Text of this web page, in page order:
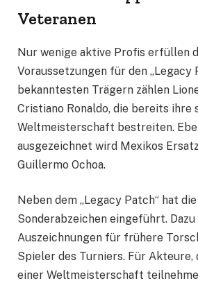
Veteranen
Nur wenige aktive Profis erfüllen
Voraussetzungen für den „Legacy
bekanntesten Trägern zählen
Cristiano Ronaldo, die bereits ihre
Weltmeisterschaft bestreiten.
ausgezeichnet wird Mexikos
Guillermo Ochoa.
Neben dem „Legacy Patch“ hat
Sonderabzeichen eingeführt.
Auszeichnungen für frühere
Spieler des Turniers. Für Akteure,
einer Weltmeisterschaft